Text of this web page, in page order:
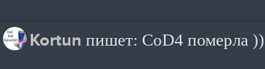
Kortun пишет: CoD4 померла